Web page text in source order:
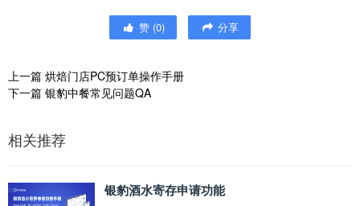
赞 (0) 分享
上一篇 烘焙门店PC预订单操作手册
下一篇 银豹中餐常见问题QA
相关推荐
银豹酒水寄存申请功能